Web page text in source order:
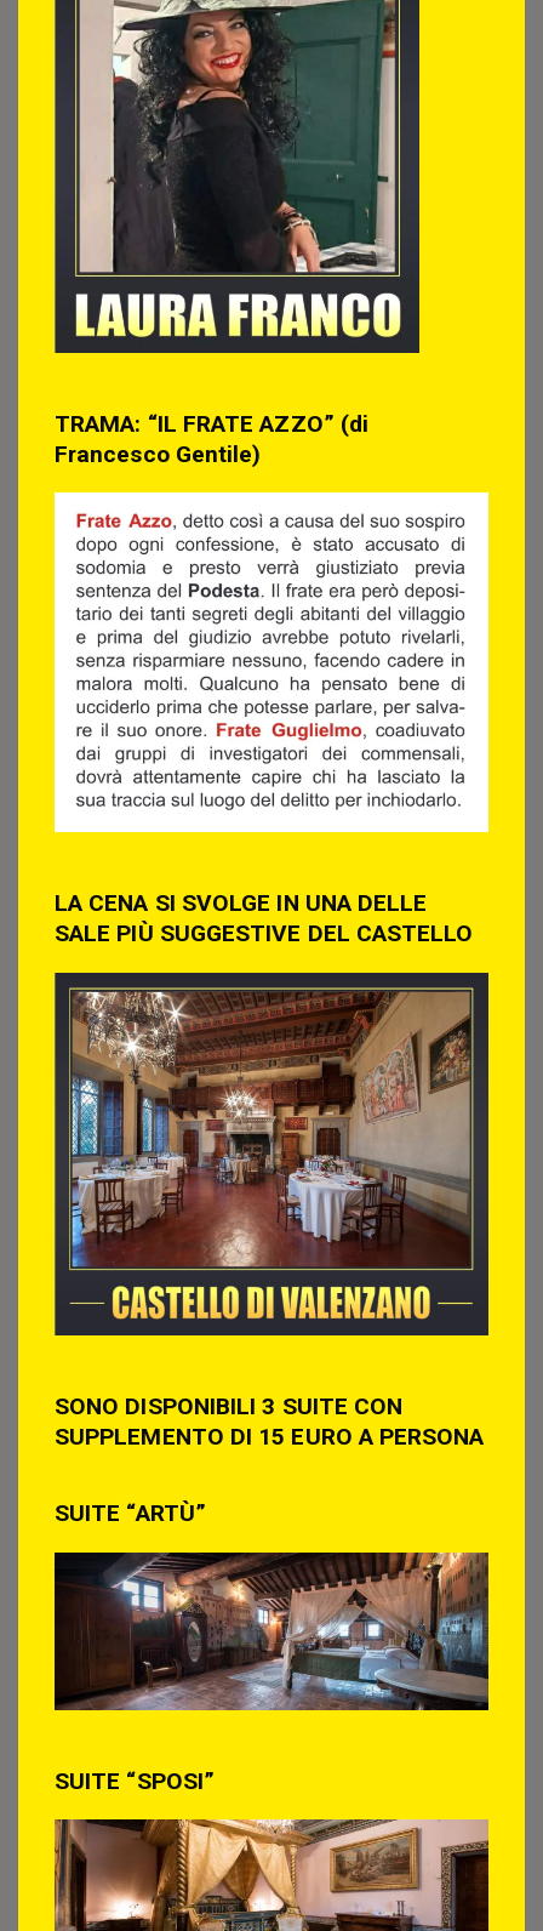
TRAMA: “IL FRATE AZZO” (di
Francesco Gentile)
LA CENA SI SVOLGE IN UNA DELLE
SALE PIÙ SUGGESTIVE DEL CASTELLO
SONO DISPONIBILI 3 SUITE CON
SUPPLEMENTO DI 15 EURO A PERSONA
SUITE “ARTÙ”
SUITE “SPOSI”